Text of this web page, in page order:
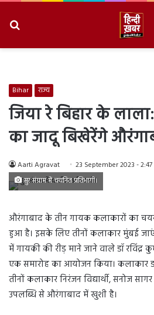
Bihar राज्य
जिया रे बिहार के
का जादू बिखेरेंगे
Aarti Agravat 23 September 2023 - 2:47
सुर संग्राम में चयनित प्रतिभागी।
औरंगाबाद के तीन गायक कलाकारों का चयन
हुआ है। इसके लिए तीनों कलाकार मुंबई
में गायकी की रीड़ माने जाने वाले डॉ रविंद्र
एक समारोह का आयोजन किया। कलाकार
तीनों कलाकार निरंजन विद्यार्थी, सनोज
उपलब्धि से औरंगाबाद में खुशी है।